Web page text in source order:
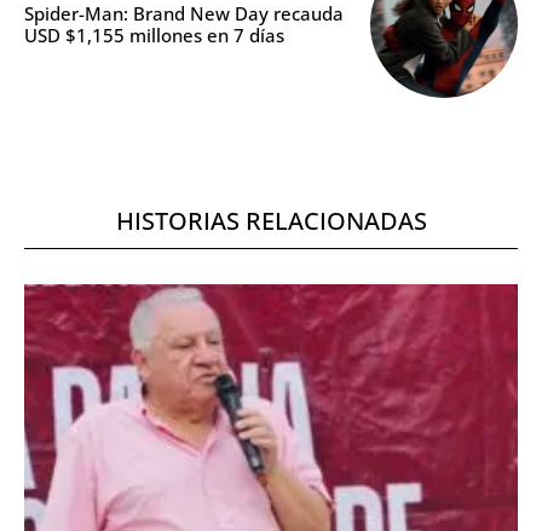
Spider-Man: Brand New Day recauda
USD $1,155 millones en 7 días
HISTORIAS RELACIONADAS